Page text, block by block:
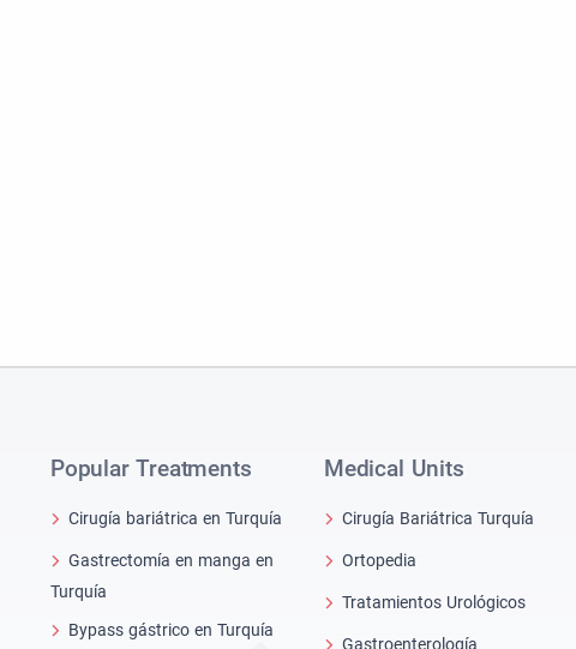
Popular Treatments
Cirugía bariátrica en Turquía
Gastrectomía en manga en
Turquía
Bypass gástrico en Turquía
Medical Units
Cirugía Bariátrica Turquía
Ortopedia
Tratamientos Urológicos
Gastroenterología